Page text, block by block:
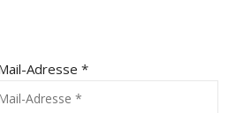
Adresse *